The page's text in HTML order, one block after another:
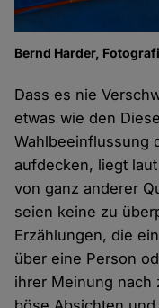
Bernd Harder,
Dass es nie
etwas wie den
Wahlbeeinflussung
aufdecken, liegt
von ganz anderer
seien keine zu
Erzählungen, die
über eine Person
ihrer Meinung nach